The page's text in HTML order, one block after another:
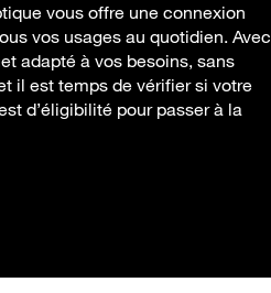
vous offre une connexion
vos usages au quotidien. Avec
adapté à vos besoins, sans
il est temps de vérifier si votre
d’éligibilité pour passer à la